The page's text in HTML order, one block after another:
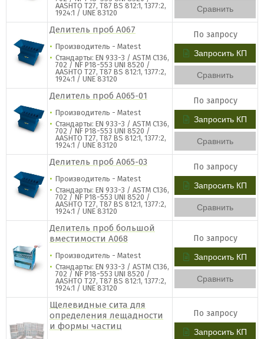
AASHTO T27, T87 BS 812:1, 1377:2,
1924:1 / UNE 83120
Сравнить
​Делитель проб A067
Производитель - Matest
Стандарты: EN 933-3 / ASTM C136,
702 / NF P18-553 UNI 8520 /
AASHTO T27, T87 BS 812:1, 1377:2,
1924:1 / UNE 83120
По запросу
Запросить КП
Сравнить
​Делитель проб A065-01
Производитель - Matest
Стандарты: EN 933-3 / ASTM C136,
702 / NF P18-553 UNI 8520 /
AASHTO T27, T87 BS 812:1, 1377:2,
1924:1 / UNE 83120
По запросу
Запросить КП
Сравнить
​Делитель проб A065-03
Производитель - Matest
Стандарты: EN 933-3 / ASTM C136,
702 / NF P18-553 UNI 8520 /
AASHTO T27, T87 BS 812:1, 1377:2,
1924:1 / UNE 83120
По запросу
Запросить КП
Сравнить
​Делитель проб большой
вместимости A068
Производитель - Matest
Стандарты: EN 933-3 / ASTM C136,
702 / NF P18-553 UNI 8520 /
AASHTO T27, T87 BS 812:1, 1377:2,
1924:1 / UNE 83120
По запросу
Запросить КП
Сравнить
Щелевидные сита для
определения лещадности
и формы частиц
По запросу
Запросить КП